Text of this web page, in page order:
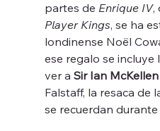
partes de Enrique IV,
Player Kings, se ha
londinense Noël
ese regalo se
ver a Sir Ian McKellen
Falstaff, la resaca de
se recuerdan durante